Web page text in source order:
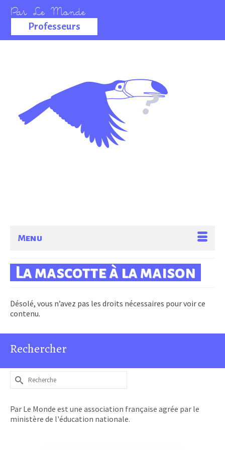
Professeurs
La salle des
professeurs
Menu
La mascotte à la maison
Désolé, vous n’avez pas les droits nécessaires pour voir ce
contenu.
Rechercher
Rechercher :
Par Le Monde est une association française agrée par le
ministère de l'éducation nationale.